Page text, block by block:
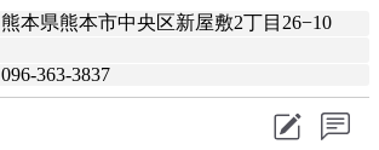
熊本県熊本市中央区新屋敷2丁目26−10
096-363-3837